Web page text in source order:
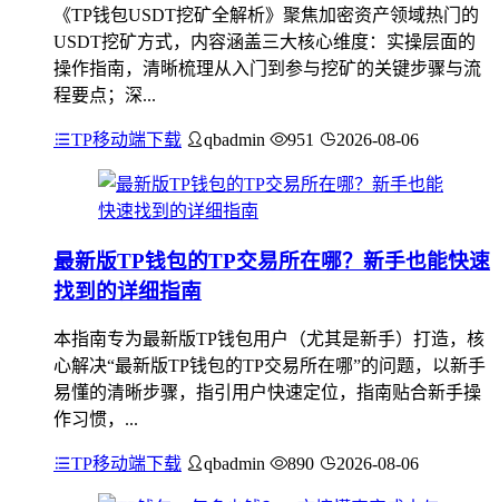
《TP钱包USDT挖矿全解析》聚焦加密资产领域热门的
USDT挖矿方式，内容涵盖三大核心维度：实操层面的
操作指南，清晰梳理从入门到参与挖矿的关键步骤与流
程要点；深...
TP移动端下载 qbadmin 951 2026-08-06
最新版TP钱包的TP交易所在哪？新手也能快速
找到的详细指南
本指南专为最新版TP钱包用户（尤其是新手）打造，核
心解决“最新版TP钱包的TP交易所在哪”的问题，以新手
易懂的清晰步骤，指引用户快速定位，指南贴合新手操
作习惯，...
TP移动端下载 qbadmin 890 2026-08-06